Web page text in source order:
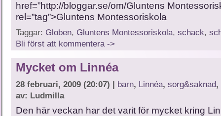
href=”http://bloggar.se/om/Gluntens
rel=”tag”>Gluntens Montessoriskola
Taggar: Globen, Gluntens Montessoriskola, schack,
Bli först att kommentera ->
Mycket om Linnéa
28 februari, 2009 (20:07) | barn, Linnéa, sorg&saknad,
av: Ludmilla
Den här veckan har det varit för mycket kring